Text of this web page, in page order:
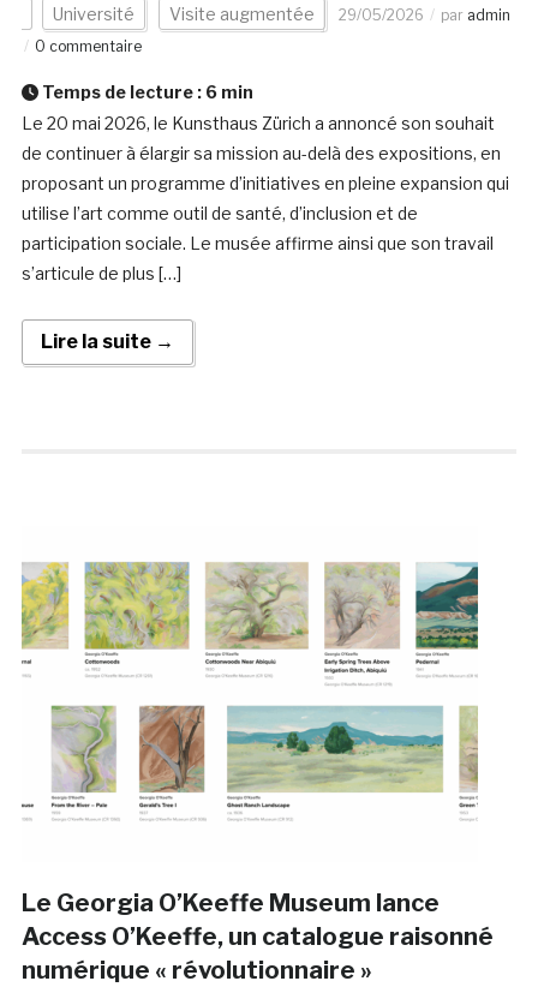
Université Visite augmentée 29/05/2026 par admin
0 commentaire
Temps de lecture : 6 min
Le 20 mai 2026, le Kunsthaus Zürich a annoncé son souhait
de continuer à élargir sa mission au-delà des expositions, en
proposant un programme d’initiatives en pleine expansion qui
utilise l’art comme outil de santé, d’inclusion et de
participation sociale. Le musée affirme ainsi que son travail
s’articule de plus […]
Lire la suite →
Le Georgia O’Keeffe Museum lance
Access O’Keeffe, un catalogue raisonné
numérique « révolutionnaire »